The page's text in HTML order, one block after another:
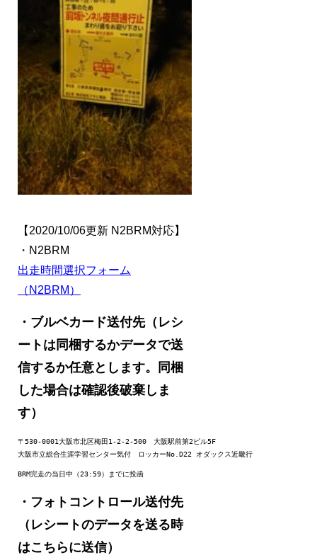
【2020/10/06更新 N2BRM対応】
・N2BRM
出走時間選択フォーム
（N2BRM）
・ブルベカード送付先（レシ
ートは同梱するかデータで送
信するか任意とします。同梱
した場合は確認後破棄しま
す）
〒530-0001大阪市北区梅田1-2-2-500　大阪駅前第2ビル5F
大阪市立総合生涯学習センター気付　ロッカーNo.D22 オダックス近畿行
BRM完走の当日中（23:59）までに投函
・フォトコントロール送付先
（レシートのデータを送る時
はこちらに送信）